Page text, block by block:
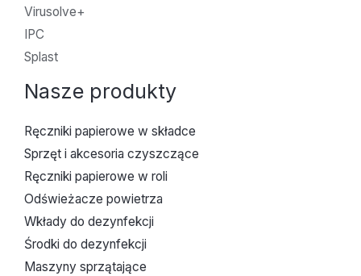
Virusolve+
IPC
Splast
Nasze produkty
Ręczniki papierowe w składce
Sprzęt i akcesoria czyszczące
Ręczniki papierowe w roli
Odświeżacze powietrza
Wkłady do dezynfekcji
Środki do dezynfekcji
Maszyny sprzątające